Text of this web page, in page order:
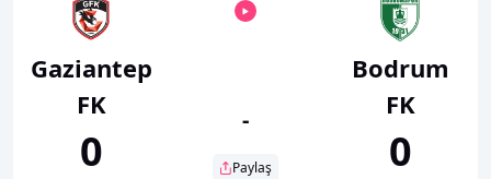
Gaziantep
FK
0
-
Paylaş
Bodrum
FK
0